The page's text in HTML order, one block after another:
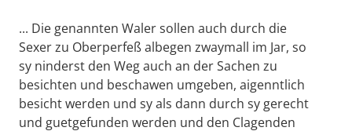
... Die genannten Waler sollen auch durch die
Sexer zu Oberperfeß albegen zwaymall im Jar, so
sy ninderst den Weg auch an der Sachen zu
besichten und beschawen umgeben, aigenntlich
besicht werden und sy als dann durch sy gerecht
und guetgefunden werden und den Clagenden